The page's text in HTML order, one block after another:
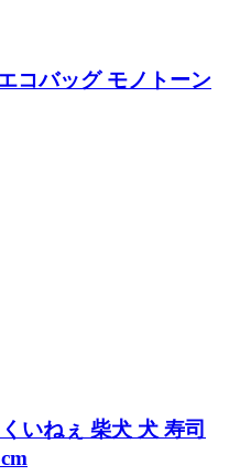
コバッグ モノトーン
いねぇ 柴犬 犬 寿司